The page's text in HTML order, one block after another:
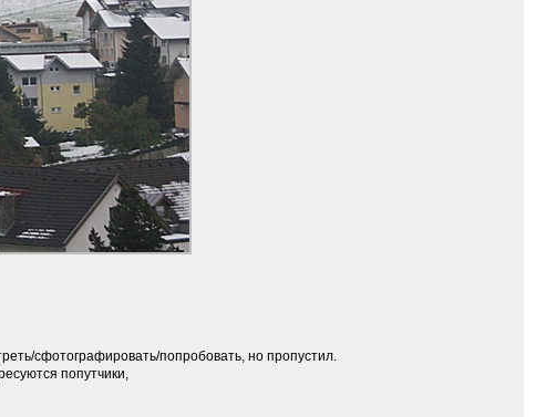
сфотографировать/попробовать, но пропустил.
попутчики,